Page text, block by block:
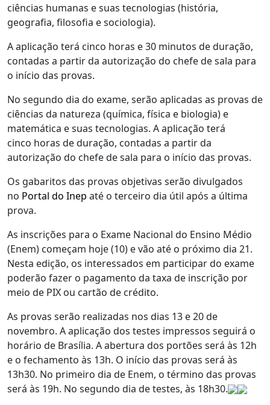
ciências humanas e suas tecnologias (história,
geografia, filosofia e sociologia).
A aplicação terá cinco horas e 30 minutos de duração,
contadas a partir da autorização do chefe de sala para
o início das provas.
No segundo dia do exame, serão aplicadas as provas de
ciências da natureza (química, física e biologia) e
matemática e suas tecnologias. A aplicação terá
cinco horas de duração, contadas a partir da
autorização do chefe de sala para o início das provas.
Os gabaritos das provas objetivas serão divulgados
no Portal do Inep até o terceiro dia útil após a última
prova.
As inscrições para o Exame Nacional do Ensino Médio
(Enem) começam hoje (10) e vão até o próximo dia 21.
Nesta edição, os interessados em participar do exame
poderão fazer o pagamento da taxa de inscrição por
meio de PIX ou cartão de crédito.
As provas serão realizadas nos dias 13 e 20 de
novembro. A aplicação dos testes impressos seguirá o
horário de Brasília. A abertura dos portões será às 12h
e o fechamento às 13h. O início das provas será às
13h30. No primeiro dia de Enem, o término das provas
será às 19h. No segundo dia de testes, às 18h30.